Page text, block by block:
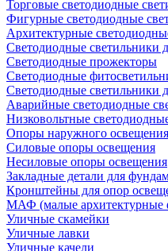
Торговые светодиодные
Фигурные светодиодные
Архитектурные
Светодиодные светильники
Светодиодные прожекторы
Светодиодные
Светодиодные
Аварийные светодиодные
Низковольтные
Опоры наружного освещения
Силовые опоры освещения
Несиловые опоры освещения
Закладные детали для
Кронштейны для опор
МАФ (малые архитектурные
Уличные скамейки
Уличные лавки
Уличные качели